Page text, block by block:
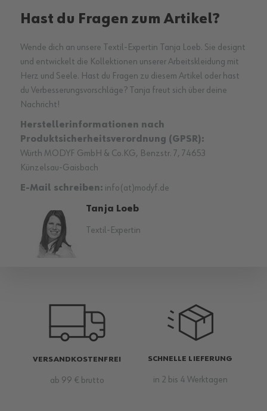
Hast du Fragen zum Artikel?
Wende dich an unsere Textil-Expertin Tanja Loeb. Sie designt
und entwickelt die Kollektionen unserer Arbeitskleidung mit
Herz und Seele. Hast du Fragen zu diesem Artikel oder hast
du Verbesserungsvorschläge? Tanja freut sich über deine
Nachricht!
Herstellerinformationen nach
Produktsicherheitsverordnung (GPSR):
Würth MODYF GmbH & Co.KG, Benzstr. 7, 74653
Künzelsau-Gaisbach
E-Mail schreiben: info(at)modyf.de
Tanja Loeb
Textil-Expertin
VERSANDKOSTENFREI
ab 99 € brutto
SCHNELLE LIEFERUNG
in 2 bis 4 Werktagen